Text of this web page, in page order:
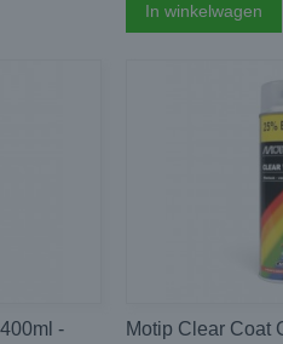
In winkelwagen
-
Motip Clear Coat